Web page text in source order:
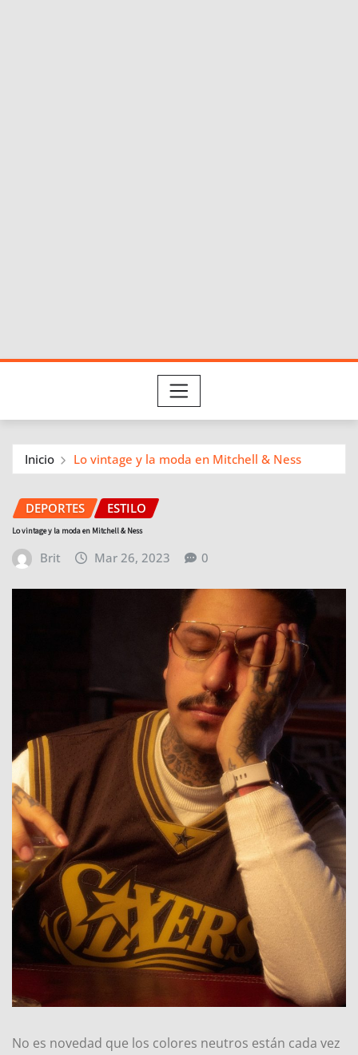
Inicio Lo vintage y la moda en Mitchell & Ness
DEPORTES ESTILO
Lo vintage y la moda en Mitchell & Ness
Brit Mar 26, 2023 0
No es novedad que los colores neutros están cada vez